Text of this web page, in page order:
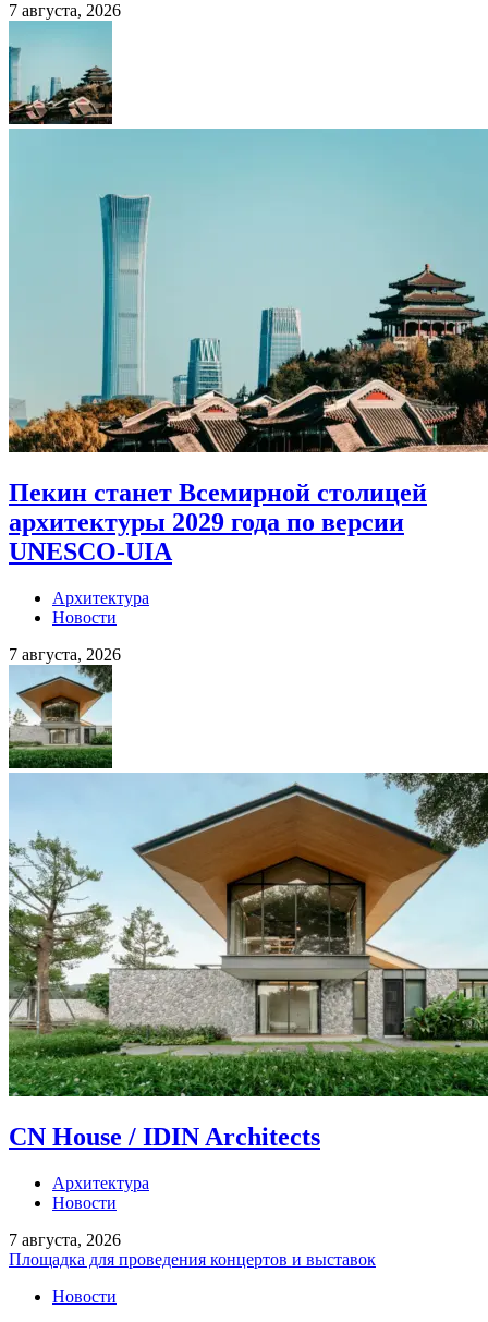
7 августа, 2026
Пекин станет Всемирной столицей
архитектуры 2029 года по версии
UNESCO-UIA
Архитектура
Новости
7 августа, 2026
CN House / IDIN Architects
Архитектура
Новости
7 августа, 2026
Площадка для проведения концертов и выставок
Новости